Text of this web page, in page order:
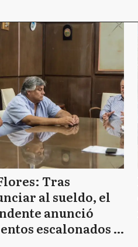
Tras
al sueldo, el
anunció
escalonados y